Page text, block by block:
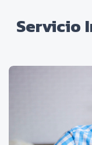
Servicio